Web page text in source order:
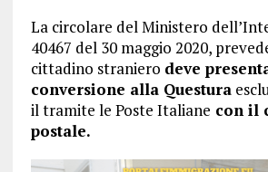
La circolare del Ministero
40467 del 30 maggio 2020,
cittadino straniero deve
conversione alla Questura
il tramite le Poste Italiane con il
postale.